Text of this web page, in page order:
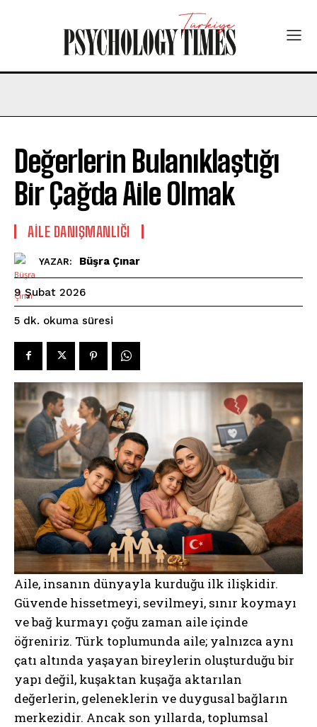
Değerlerin Bulanıklaştığı
Bir Çağda Aile Olmak
AILE DANIŞMANLIĞI
YAZAR: Büşra Çınar
9 Şubat 2026
5 dk. okuma süresi
Aile, insanın dünyayla kurduğu ilk ilişkidir.
Güvende hissetmeyi, sevilmeyi, sınır koymayı
ve bağ kurmayı çoğu zaman aile içinde
öğreniriz. Türk toplumunda aile; yalnızca aynı
çatı altında yaşayan bireylerin oluşturduğu bir
yapı değil, kuşaktan kuşağa aktarılan
değerlerin, geleneklerin ve duygusal bağların
merkezidir. Ancak son yıllarda, toplumsal